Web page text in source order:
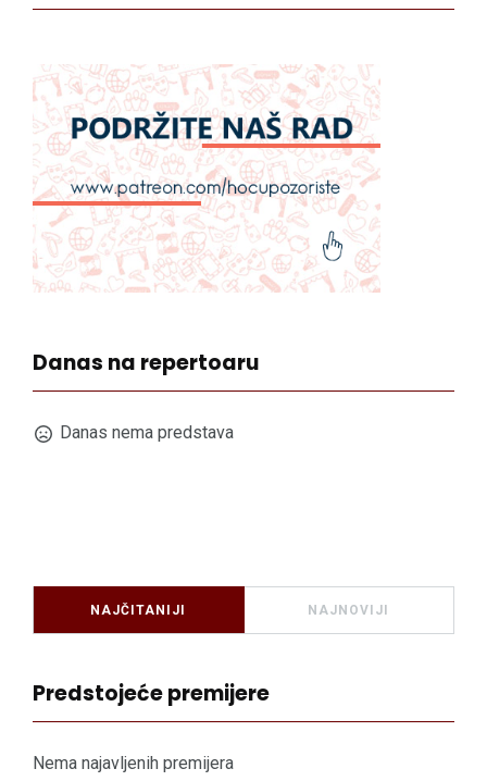
Danas na repertoaru
Danas nema predstava
NAJČITANIJI NAJNOVIJI
Predstojeće premijere
Nema najavljenih premijera